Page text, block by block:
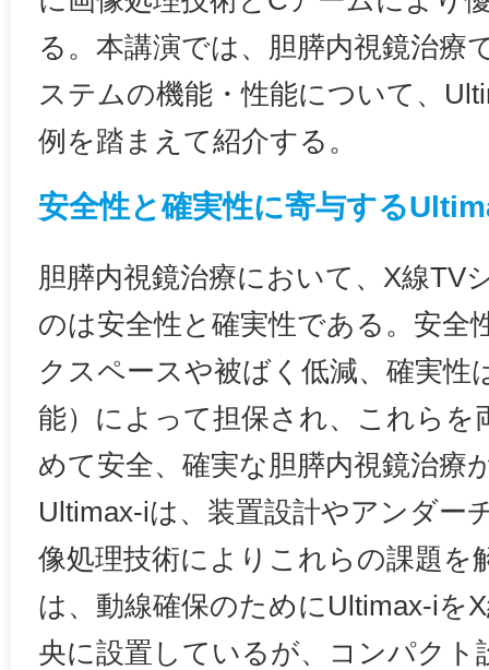
る。本講演では、胆膵内視鏡治療
ステムの機能・性能について、
例を踏まえて紹介する。
安全性と確実性に寄与する
胆膵内視鏡治療において、X線TV
のは安全性と確実性である。安全
クスペースや被ばく低減、確実性
能）によって担保され、これらを
めて安全、確実な胆膵内視鏡治療
Ultimax-iは、装置設計やアンダー
像処理技術によりこれらの課題を
は、動線確保のためにUltimax-iを
央に設置しているが、コンパクト